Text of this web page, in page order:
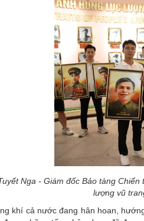
Nga - Giám đốc Bảo tàng
lượng vũ
khí cả nước đang hân hoan,